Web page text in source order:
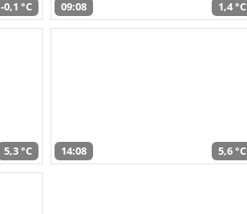
-0,1 °C 09:08 1,4 °C
5,3 °C 14:08 5,6 °C